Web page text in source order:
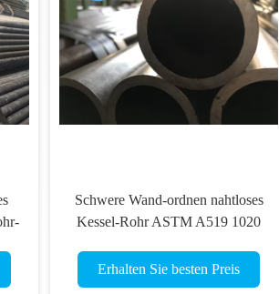
Schwere Wand-ordnen nahtloses
Kessel-Rohr ASTM A519 1020
Erhalten Sie besten Preis